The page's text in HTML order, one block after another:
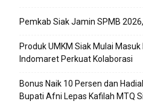
Pemkab Siak Jamin SPMB
Produk UMKM Siak Mulai
Indomaret Perkuat Kolaborasi
Bonus Naik 10 Persen dan
Bupati Afni Lepas Kafilah MTQ